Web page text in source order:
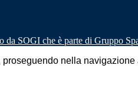
nella navigazione